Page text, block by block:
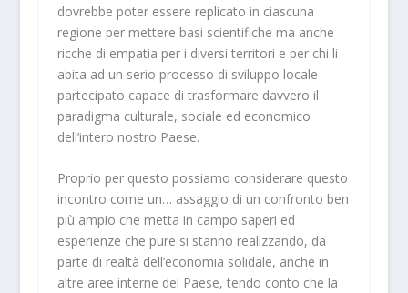
dovrebbe poter essere replicato in ciascuna
regione per mettere basi scientifiche ma anche
ricche di empatia per i diversi territori e per chi li
abita ad un serio processo di sviluppo locale
partecipato capace di trasformare davvero il
paradigma culturale, sociale ed economico
dell’intero nostro Paese.
Proprio per questo possiamo considerare questo
incontro come un… assaggio di un confronto ben
più ampio che metta in campo saperi ed
esperienze che pure si stanno realizzando, da
parte di realtà dell’economia solidale, anche in
altre aree interne del Paese, tendo conto che la